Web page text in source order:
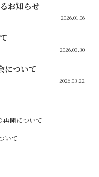
お知らせ
2026.01.06
2026.03.30
について
2026.03.22
再開について
いて